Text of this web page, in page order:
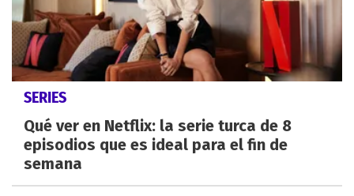
SERIES
Qué ver en Netflix: la serie turca de 8
episodios que es ideal para el fin de
semana